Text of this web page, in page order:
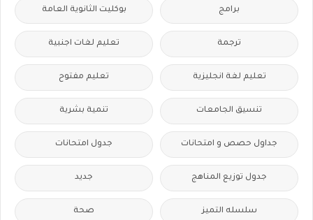
برامج بوكليت الثانوية العامة
ترجمة تعليم لغات اجنبية
تعليم لغة انجليزية تعليم مفتوح
تنسيق الجامعات تنمية بشرية
جداول حصص و امتحانات جدول امتحانات
جدول توزيع المناهج جديد
سلسله التميز صحة